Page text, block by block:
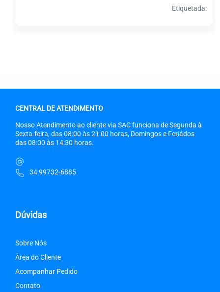
Etiquetada:
CENTRAL DE ATENDIMENTO
Nosso Atendimento ao cliente via SAC funciona de Segunda à
Sexta-feira, das 08:00 às 21:00 horas, Domingos e Feriádos
das 08:00 às 14:30 horas.
34 99732-6885
Dúvidas
Sobre Nós
Àrea do Cliente
Acompanhar Pedido
Contato